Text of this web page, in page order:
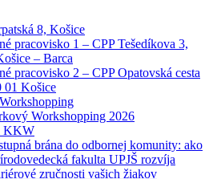
8, Košice
pracovisko 1 – CPP Tešedíkova 3,
– Barca
pracovisko 2 – CPP Opatovská cesta
01 Košice
Workshopping 2026
KKW
brána do odbornej komunity: ako
fakulta UPJŠ rozvíja
zručnosti vašich žiakov